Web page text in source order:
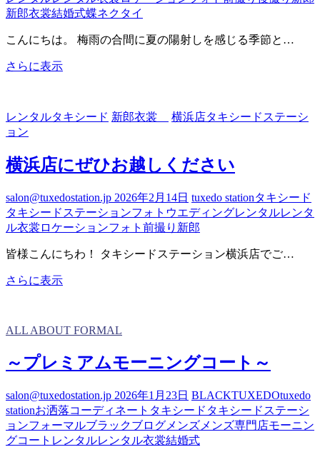
新郎衣裳結婚式蝶ネクタイ
こんにちは。 梅雨の合間に夏の陽射しを感じる季節と…
さらに表示夏
に
お
め
タ
キ
シ
ド
選
レンタルタキシード 新郎衣裳
横浜店タキシードステーシ
ョン
横浜店にぜひお越しください
salon@tuxedostation.jp 2026年2月14日 tuxedo stationタキシード
タキシードステーションフォトウエディングレンタルレンタ
ル衣裳 ロケーションフォト 前撮り 新郎
皆様こんにちわ！ タキシードステーション横浜店でご…
さらに表示横
に
ぜ
ひ
お
し
く
だ
さ
ALL ABOUT FORMAL
～プレミアムモーニングコート～
salon@tuxedostation.jp 2026年1月23日 BLACKTUXEDOtuxedo
stationお洒落コーディネート タキシード タキシードステーシ
ョンフォーマルブラックブログ メンズ メンズ専門店モーニン
グコート レンタルレンタル衣裳結婚式